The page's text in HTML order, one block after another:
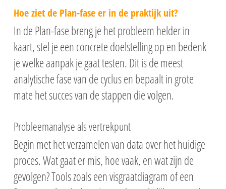
Hoe ziet de Plan-fase er in de praktijk uit?
In de Plan-fase breng je het probleem helder in
kaart, stel je een concrete doelstelling op en bedenk
je welke aanpak je gaat testen. Dit is de meest
analytische fase van de cyclus en bepaalt in grote
mate het succes van de stappen die volgen.
Probleemanalyse als vertrekpunt
Begin met het verzamelen van data over het huidige
proces. Wat gaat er mis, hoe vaak, en wat zijn de
gevolgen? Tools zoals een visgraatdiagram of een